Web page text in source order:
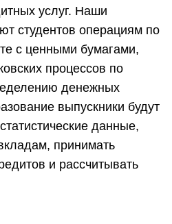
и как им стать
управленец,
административного
напрямую с
конкретные
рядовой работник, а
планированием,
всестороннего анализа
экономики